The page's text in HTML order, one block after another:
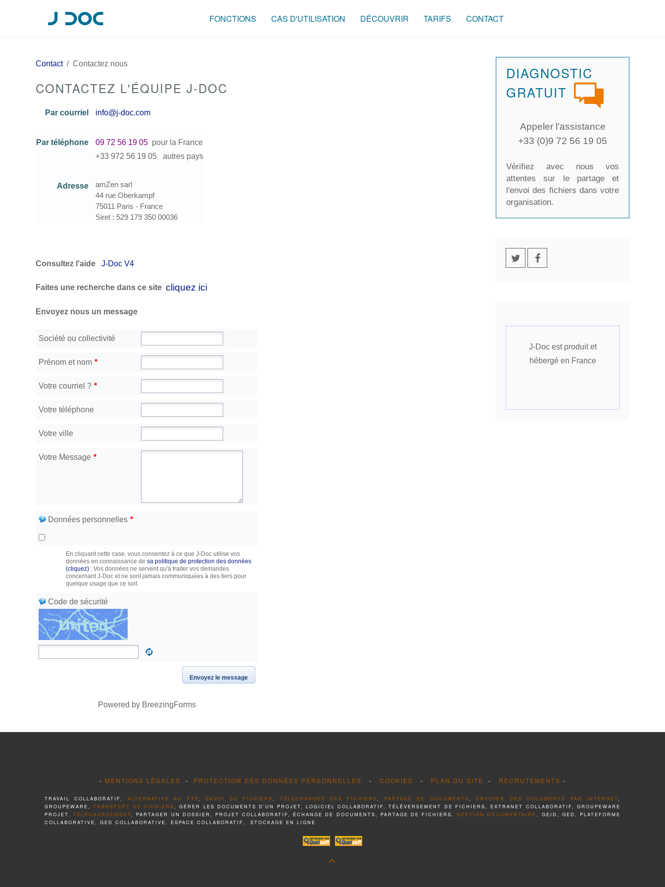
FONCTIONS CAS D'UTILISATION DÉCOUVRIR TARIFS CONTACT
Contact Contactez nous
CONTACTEZ L'ÉQUIPE J-DOC
Par courriel
Par téléphone 09 72 56 19 05 pour la France
+33 972 56 19 05 autres pays
Adresse
amZen sarl
44 rue Oberkampf
75011 Paris - France
Siret : 529 179 350 00036
Consultez l'aide J-Doc V4
Faites une recherche dans ce site cliquez ici
Envoyez nous un message
Société ou collectivité
Prénom et nom *
Votre courriel ? *
Votre téléphone
Votre ville
Votre Message *
Données personnelles *
En cliquant cette case, vous consentez à ce que J-Doc utilise vos
données en connaissance de sa politique de protection des données
(cliquez) : Vos données ne servent qu'à traiter vos demandes
concernant J-Doc et ne sont jamais communiquées à des tiers pour
quelque usage que ce soit.
Code de sécurité
Envoyez le message
Powered by BreezingForms
DIAGNOSTIC
GRATUIT
Appeler l'assistance
+33 (0)9 72 56 19 05
Vérifiez avec nous vos
attentes sur le partage et
l'envoi des fichiers dans votre
organisation.
J-Doc est produit et
hébergé en France
- MENTIONS LÉGALES - PROTECTION DES DONNÉES PERSONNELLES - COOKIES - PLAN DU SITE - RECRUTEMENTS -
TRAVAIL COLLABORATIF, ALTERNATIVE AU FTP, ENVOI DE FICHIERS, TÉLÉCHARGER DES FICHIERS, PARTAGE DE DOCUMENTS, ENVOYER DES DOCUMENTS PAR INTERNET,
GROUPEWARE,TRANSFERT DE FICHIERS, GÉRER LES DOCUMENTS D'UN PROJET, LOGICIEL COLLABORATIF, TÉLÉVERSEMENT DE FICHIERS, EXTRANET COLLABORATIF, GROUPEWARE
PROJET,TÉLÉCHARGEMENT, PARTAGER UN DOSSIER, PROJET COLLABORATIF, ÉCHANGE DE DOCUMENTS, PARTAGE DE FICHIERS,GESTION DOCUMENTAIRE , GEID, GED, PLATEFORME
COLLABORATIVE, GED COLLABORATIVE, ESPACE COLLABORATIF, STOCKAGE EN LIGNE